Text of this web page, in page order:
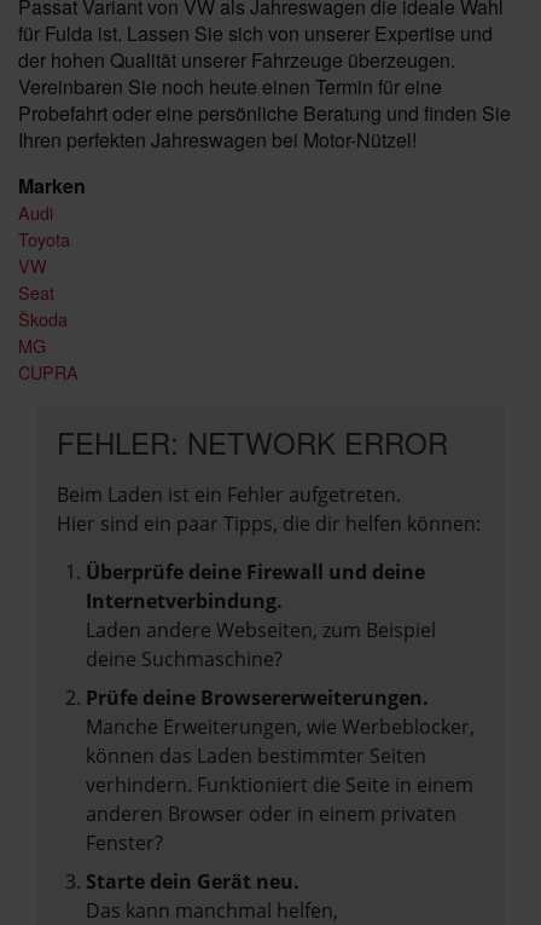
Passat Variant von VW als Jahreswagen die ideale Wahl
für Fulda ist. Lassen Sie sich von unserer Expertise und
der hohen Qualität unserer Fahrzeuge überzeugen.
Vereinbaren Sie noch heute einen Termin für eine
Probefahrt oder eine persönliche Beratung und finden Sie
Ihren perfekten Jahreswagen bei Motor-Nützel!
Marken
Audi
Toyota
VW
Seat
Škoda
MG
CUPRA
FEHLER: NETWORK ERROR
Beim Laden ist ein Fehler aufgetreten.
Hier sind ein paar Tipps, die dir helfen können:
Überprüfe deine Firewall und deine
Internetverbindung.
Laden andere Webseiten, zum Beispiel
deine Suchmaschine?
Prüfe deine Browsererweiterungen.
Manche Erweiterungen, wie Werbeblocker,
können das Laden bestimmter Seiten
verhindern. Funktioniert die Seite in einem
anderen Browser oder in einem privaten
Fenster?
Starte dein Gerät neu.
Das kann manchmal helfen,